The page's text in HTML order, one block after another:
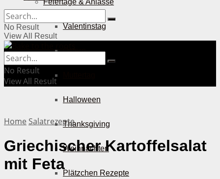
Feiertage & Anlässe
Valentinstag
Ostern
Halloween
Thanksgiving
Weihnachten
Plätzchen Rezepte
No Result
View All Result
No Result
View All Result
Home Salatrezepte
Griechischer Kartoffelsalat
mit Feta